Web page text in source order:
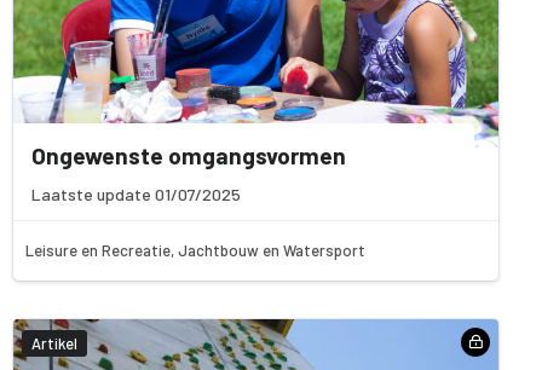
Ongewenste omgangsvormen
Laatste update 01/07/2025
Leisure en Recreatie, Jachtbouw en Watersport
Artikel